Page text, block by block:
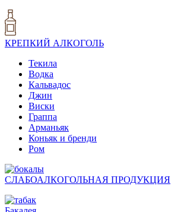
КРЕПКИЙ АЛКОГОЛЬ
Текила
Водка
Кальвадос
Джин
Виски
Граппа
Арманьяк
Коньяк и бренди
Ром
СЛАБОАЛКОГОЛЬНАЯ ПРОДУКЦИЯ